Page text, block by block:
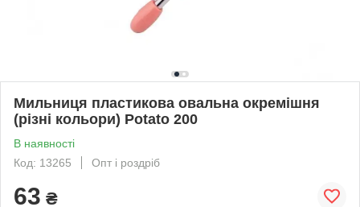
Мильниця пластикова овальна окремішня
(різні кольори) Potato 200
В наявності
Код: 13265
Опт і роздріб
63 ₴